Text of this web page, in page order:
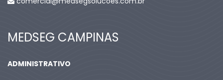
MEDSEG CAMPINAS
ADMINISTRATIVO